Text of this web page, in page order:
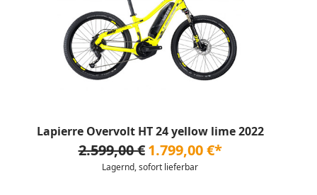
Lapierre Overvolt HT 24 yellow lime 2022
2.599,00 € 1.799,00 €*
Lagernd, sofort lieferbar